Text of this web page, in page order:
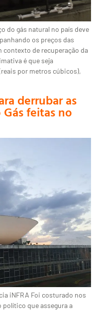
do gás natural no país deve
os preços das
de recuperação da
é que seja
por metros cúbicos),
derrubar as
feitas no
iNFRA Foi costurado nos
que assegura a